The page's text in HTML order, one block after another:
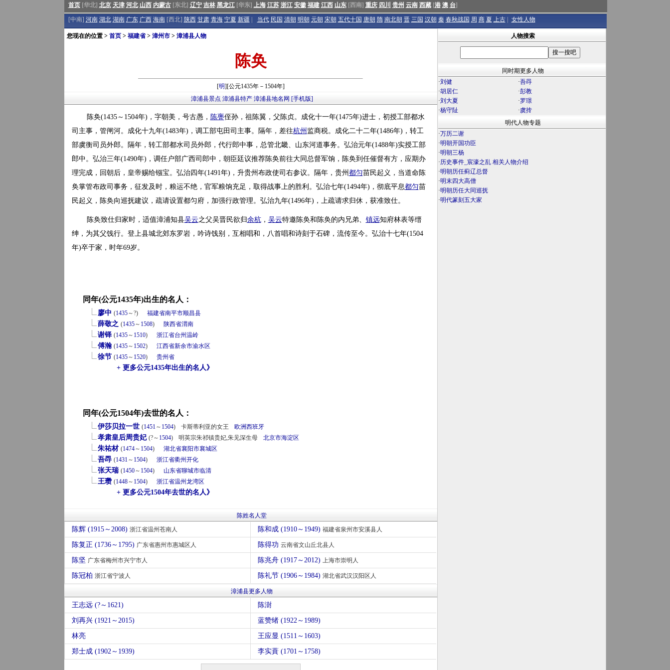
首页[华北] 北京 天津 河北 山西 内蒙古[东北] 辽宁 吉林 黑龙江[华东] 上海 江苏 浙江 安徽 福建 江西 山东[西南] 重庆 四川 贵州 云南 西藏[港 澳 台]
[中南] 河南 湖北 湖南 广东 广西 海南[西北] 陕西 甘肃 青海 宁夏 新疆 当代 民国 清朝 明朝 元朝 宋朝 五代十国 唐朝 隋 南北朝 晋 三国 汉朝 秦 春秋战国 周 商 夏 上古 女性人物
您现在的位置 > 首页> 福建省> 漳州市> 漳浦县人物
陈奂
[明][公元1435年－1504年]
漳浦县景点 漳浦县特产 漳浦县地名网 [手机版]
陈奂(1435～1504年)，字朝美，号古愚， 陈亹侄孙，祖陈翼，父陈贞。成化十一年(1475年)进士，初授工部都水
司主事，管闸河。成化十九年(1483年)，调工部屯田司主事。隔年，差往杭州 监商税。成化二十二年(1486年)，转工
部虞衡司员外郎。隔年，转工部都水司员外郎，代行郎中事，总管北畿、山东河道事务。弘治元年(1488年)实授工部
郎中。弘治三年(1490年)，调任户部广西司郎中，朝臣廷议推荐陈奂前往大同总督军饷，陈奂到任催督有方，应期办
理完成，回朝后，皇帝赐给镪宝。弘治四年(1491年)，升贵州布政使司右参议。隔年，贵州 都匀苗民起义，当道命陈
奂掌管布政司事务，征发及时，粮运不绝，官军粮饷充足，取得战事上的胜利。弘治七年(1494年)，彻底平息都匀苗
民起义，陈奂向巡抚建议，疏请设置都匀府，加强行政管理。弘治九年(1496年)，上疏请求归休，获准致仕。
陈奂致仕归家时，适值漳浦知县吴云之父吴晋民欲归余杭， 吴云特邀陈奂和陈奂的内兄弟、 镇远知府林表等缙
绅，为其父饯行。登上县城北郊东罗岩，吟诗饯别，互相唱和，八首唱和诗刻于石碑，流传至今。弘治十七年(1504
年)卒于家，时年69岁。
同年(公元1435年)出生的名人：
廖中 (1435～?) 福建省南平市顺昌县
薛敬之 (1435～ 1508) 陕西省渭南
谢铎 (1435～ 1510) 浙江省台州温岭
傅瀚 (1435～ 1502) 江西省新余市渝水区
徐节 (1435～ 1520) 贵州省
+ 更多公元1435年出生的名人》
同年(公元1504年)去世的名人：
伊莎贝拉一世 (1451～ 1504) 卡斯蒂利亚的女王 欧洲西班牙
孝肃皇后周贵妃 (?～ 1504) 明英宗朱祁镇贵妃,朱见深生母 北京市海淀区
朱祐材 (1474～ 1504) 湖北省襄阳市襄城区
吾冔 (1431～ 1504) 浙江省衢州开化
张天瑞 (1450～ 1504) 山东省聊城市临清
王瓒 (1448～ 1504) 浙江省温州龙湾区
+ 更多公元1504年去世的名人》
陈姓名人堂
陈辉 (1915～2008) 浙江省温州苍南人 陈和成 (1910～1949) 福建省泉州市安溪县人
陈复正 (1736～1795) 广东省惠州市惠城区人 陈得功 云南省文山丘北县人
陈坚 广东省梅州市兴宁市人 陈兆舟 (1917～2012) 上海市崇明人
陈冠柏 浙江省宁波人 陈礼节 (1906～1984) 湖北省武汉汉阳区人
漳浦县更多人物
王志远 (?～1621) 陈澍
刘再兴 (1921～2015) 蓝赞绪 (1922～1989)
林亮 王应显 (1511～1603)
郑士成 (1902～1939) 李实蕡 (1701～1758)
人物搜索
同时期更多人物
·刘健 ·吾冔
·胡居仁 ·彭教
·刘大夏 ·罗璟
·杨守阯 ·虞抟
明代人物专题
·万历二谢
·明朝开国功臣
·明朝三杨
·历史事件_宸濠之乱 相关人物介绍
·明朝历任蓟辽总督
·明末四大高僧
·明朝历任大同巡抚
·明代篆刻五大家